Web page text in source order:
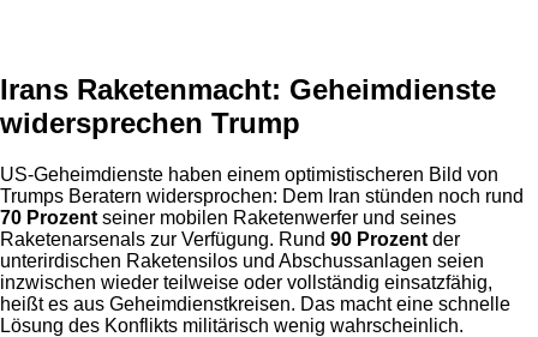
Irans Raketenmacht: Geheimdienste
widersprechen Trump
US-Geheimdienste haben einem optimistischeren Bild von
Trumps Beratern widersprochen: Dem Iran stünden noch rund
70 Prozent seiner mobilen Raketenwerfer und seines
Raketenarsenals zur Verfügung. Rund 90 Prozent der
unterirdischen Raketensilos und Abschussanlagen seien
inzwischen wieder teilweise oder vollständig einsatzfähig,
heißt es aus Geheimdienstkreisen. Das macht eine schnelle
Lösung des Konflikts militärisch wenig wahrscheinlich.